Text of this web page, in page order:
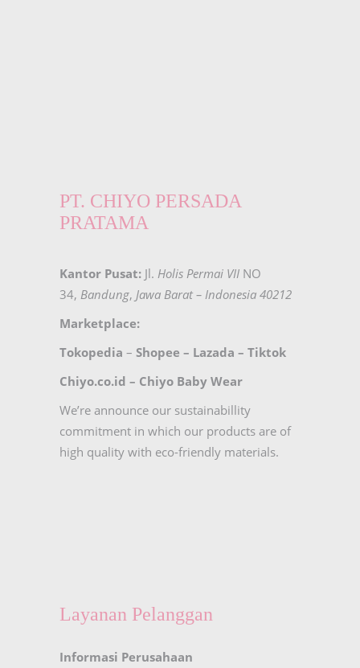
PT. CHIYO PERSADA
PRATAMA
Kantor Pusat: Jl. Holis Permai VII NO
34, Bandung, Jawa Barat – Indonesia 40212
Marketplace:
Tokopedia – Shopee – Lazada – Tiktok
Chiyo.co.id – Chiyo Baby Wear
We’re announce our sustainabillity
commitment in which our products are of
high quality with eco-friendly materials.
Layanan Pelanggan
Informasi Perusahaan